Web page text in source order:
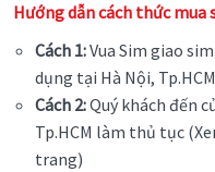
Hướng dẫn cách thức mua
Cách 1:Vua Sim giao
dụng tại Hà Nội,
Cách 2:Quý khách đến
Tp.HCM làm thủ tục
trang)